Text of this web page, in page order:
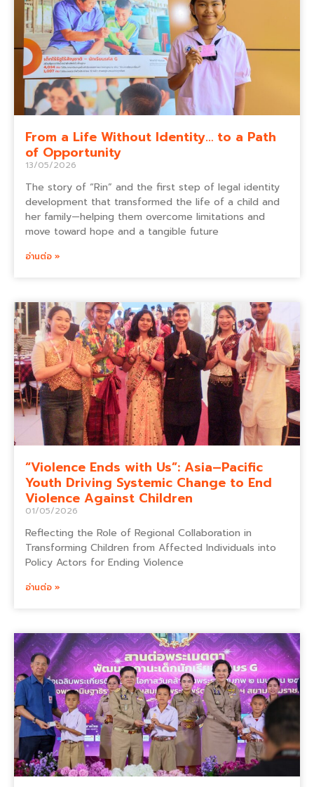
From a Life Without Identity… to a Path
of Opportunity
13/05/2026
The story of “Rin” and the first step of legal identity
development that transformed the life of a child and
her family—helping them overcome limitations and
move toward hope and a tangible future
อ่านต่อ »
“Violence Ends with Us”: Asia–Pacific
Youth Driving Systemic Change to End
Violence Against Children
01/05/2026
Reflecting the Role of Regional Collaboration in
Transforming Children from Affected Individuals into
Policy Actors for Ending Violence
อ่านต่อ »